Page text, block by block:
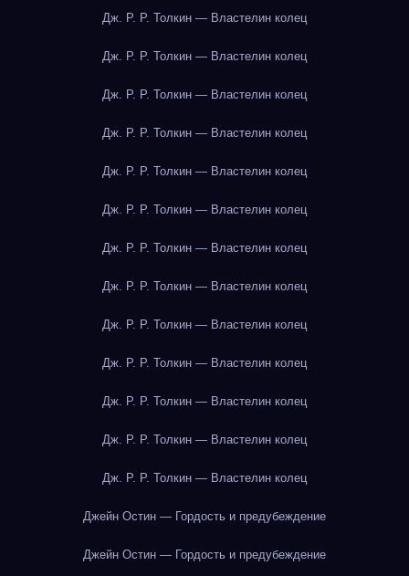
Дж. Р. Р. Толкин — Властелин колец
Дж. Р. Р. Толкин — Властелин колец
Дж. Р. Р. Толкин — Властелин колец
Дж. Р. Р. Толкин — Властелин колец
Дж. Р. Р. Толкин — Властелин колец
Дж. Р. Р. Толкин — Властелин колец
Дж. Р. Р. Толкин — Властелин колец
Дж. Р. Р. Толкин — Властелин колец
Дж. Р. Р. Толкин — Властелин колец
Дж. Р. Р. Толкин — Властелин колец
Дж. Р. Р. Толкин — Властелин колец
Дж. Р. Р. Толкин — Властелин колец
Дж. Р. Р. Толкин — Властелин колец
Джейн Остин — Гордость и предубеждение
Джейн Остин — Гордость и предубеждение